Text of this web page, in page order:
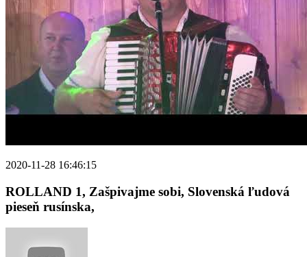
2020-11-28 16:46:15
ROLLAND 1, Zašpivajme sobi, Slovenská ľudová
pieseň rusínska,